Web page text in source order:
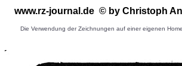
www.rz-journal.de © by Christoph
Die Verwendung der Zeichnungen auf einer eigenen